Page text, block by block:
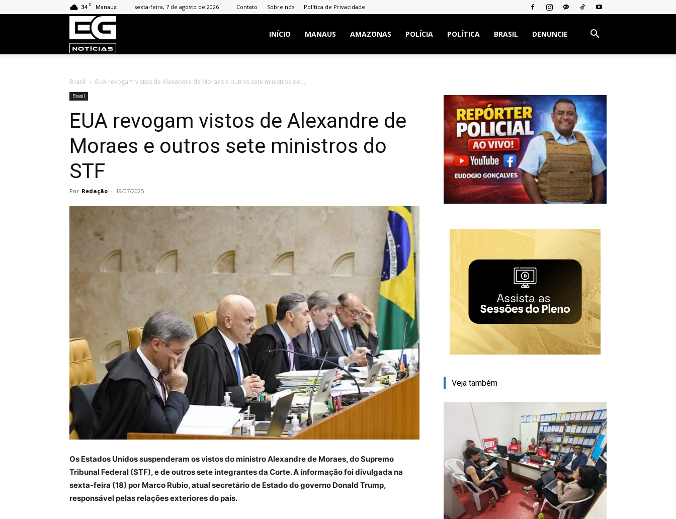
34 C Manaus sexta-feira, 7 de agosto de 2026 Contato Sobre nós Política de Privacidade
INÍCIO MANAUS AMAZONAS POLÍCIA POLÍTICA BRASIL DENUNCIE
Brasil EUA revogam vistos de Alexandre de Moraes e outros sete ministros do...
Brasil
EUA revogam vistos de Alexandre de
Moraes e outros sete ministros do
STF
Por Redação - 19/07/2025
Os Estados Unidos suspenderam os vistos do ministro Alexandre de Moraes, do Supremo
Tribunal Federal (STF), e de outros sete integrantes da Corte. A informação foi divulgada na
sexta-feira (18) por Marco Rubio, atual secretário de Estado do governo Donald Trump,
responsável pelas relações exteriores do país.
Veja também